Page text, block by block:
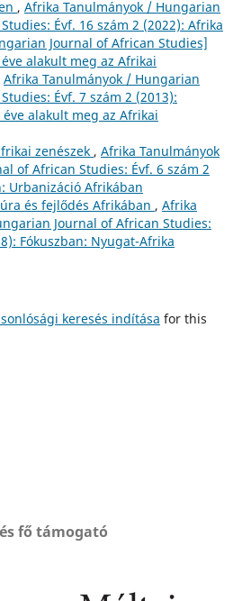
, Afrika Tanulmányok / Hungarian
Évf. 16 szám 2 (2022): Afrika
Journal of African Studies]
alakult meg az Afrikai
Afrika Tanulmányok / Hungarian
Évf. 7 szám 2 (2013):
éve alakult meg az Afrikai
zenészek , Afrika Tanulmányok
of African Studies: Évf. 6 szám 2
Urbanizáció Afrikában
és fejlődés Afrikában , Afrika
Journal of African Studies:
Fókuszban: Nyugat-Afrika
keresés indítása for this
fő támogató